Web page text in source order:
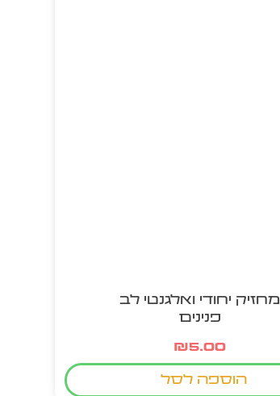
מחזיק יחודי ואלגנטי לב
פנינים
₪5.00
הוספה לסל